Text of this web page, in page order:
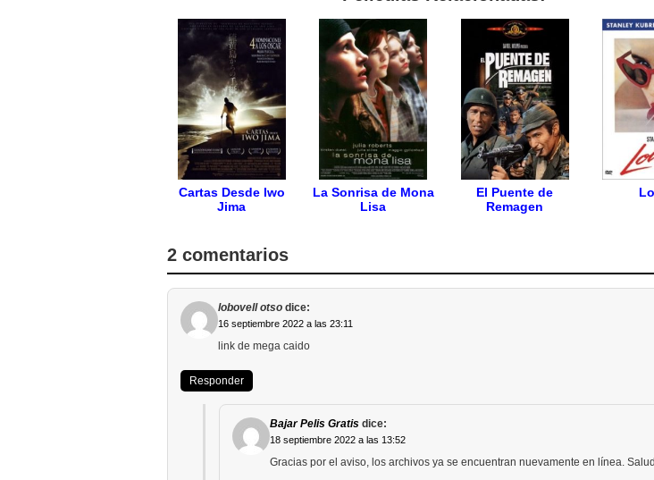
Cartas Desde Iwo
Jima
La Sonrisa de Mona
Lisa
El Puente de
Remagen
2 comentarios
lobovell otso dice:
16 septiembre 2022 a las 23:11
link de mega caido
Responder
Bajar Pelis Gratis dice:
18 septiembre 2022 a las 13:52
Gracias por el aviso, los archivos ya se encuentran nuevamente en línea.